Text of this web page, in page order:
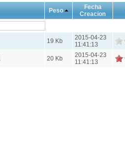
Peso
Fecha
Creacion
19 Kb
2015-04-23
11:41:13
20 Kb
2015-04-23
11:41:13